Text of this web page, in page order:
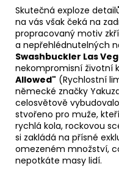
Skutečná exploze
na vás však čeká na
propracovaný motiv
a nepřehlédnutelných
Swashbuckler Las
nekompromisní životní
Allowed" (Rychlostní
německé značky
celosvětově
stvořeno pro muže,
rychlá kola, rockovou
si zakládá na přísné
omezeném množství,
nepotkáte masy lidí.